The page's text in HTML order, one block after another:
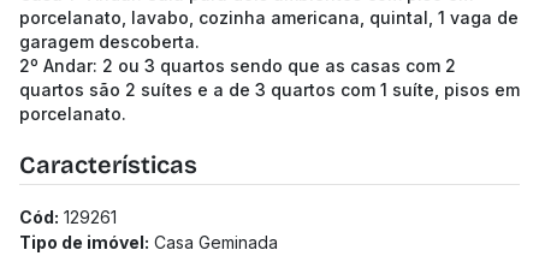
porcelanato, lavabo, cozinha americana, quintal, 1 vaga de
garagem descoberta.
2º Andar: 2 ou 3 quartos sendo que as casas com 2
quartos são 2 suítes e a de 3 quartos com 1 suíte, pisos em
porcelanato.
Características
Cód: 129261
Tipo de imóvel: Casa Geminada